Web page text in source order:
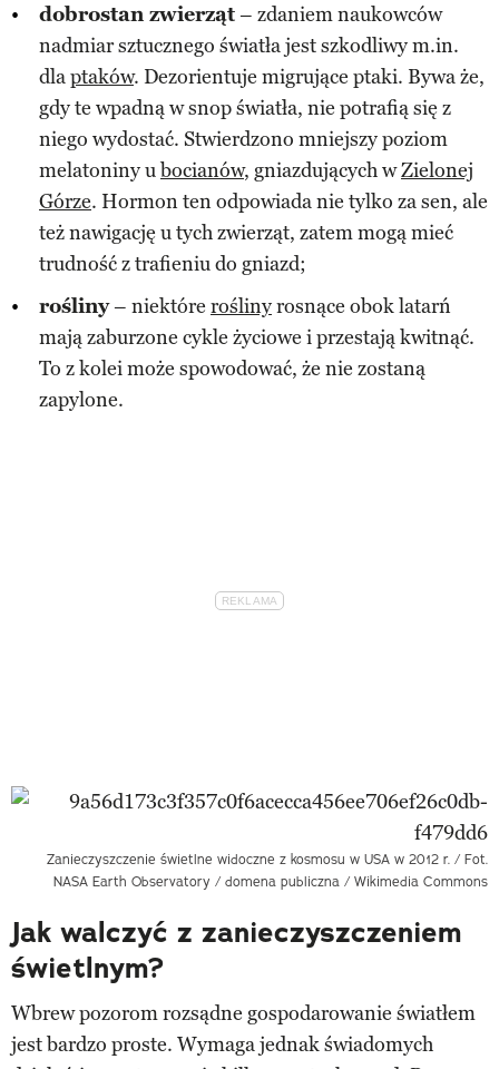
dobrostan zwierząt– zdaniem naukowców
nadmiar sztucznego światła jest szkodliwy m.in.
dlaptaków. Dezorientuje migrujące ptaki. Bywa że,
gdy te wpadną w snop światła, nie potrafią się z
niego wydostać. Stwierdzono mniejszy poziom
melatoniny ubocianów, gniazdujących wZielonej
Górze. Hormon ten odpowiada nie tylko za sen, ale
też nawigację u tych zwierząt, zatem mogą mieć
trudność z trafieniu do gniazd;
rośliny– niektóre roślinyrosnące obok latarń
mają zaburzone cykle życiowe i przestają kwitnąć.
To z kolei może spowodować, że nie zostaną
zapylone.
Zanieczyszczenie świetlne widoczne z kosmosu w USA w 2012 r. / Fot.
NASA Earth Observatory / domena publiczna / Wikimedia Commons
Jak walczyć z zanieczyszczeniem
świetlnym?
Wbrew pozorom rozsądne gospodarowanie światłem
jest bardzo proste. Wymaga jednak świadomych